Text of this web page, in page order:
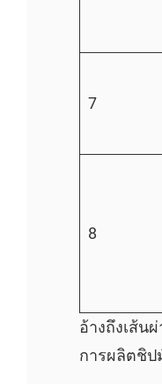
7
8
อ้างถึงเส้น
การผลิตชิป